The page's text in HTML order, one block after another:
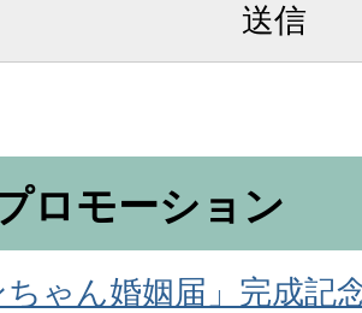
ロモーション
ちゃん婚姻届」完成記